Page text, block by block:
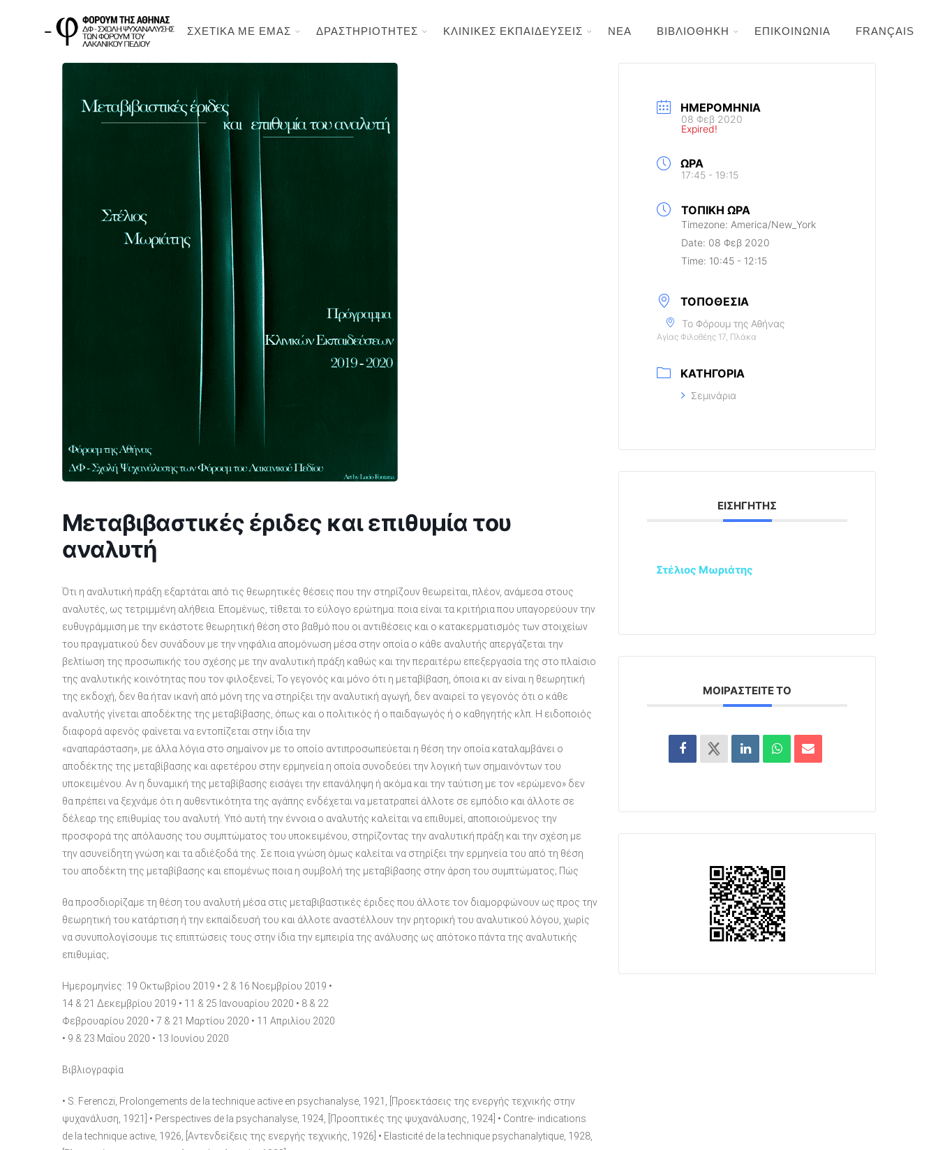
ΣΧΕΤΙΚΑ ΜΕ ΕΜΑΣ ΔΡΑΣΤΗΡΙΟΤΗΤΕΣ ΚΛΙΝΙΚΕΣ ΕΚΠΑΙΔΕΥΣΕΙΣ ΝΕΑ ΒΙΒΛΙΟΘΗΚΗ ΕΠΙΚΟΙΝΩΝΙΑ FRANÇAIS
Μεταβιβαστικές έριδες και επιθυμία του
αναλυτή
Ότι η αναλυτική πράξη εξαρτάται από τις θεωρητικές θέσεις που την στηρίζουν θεωρείται, πλέον, ανάμεσα στους
αναλυτές, ως τετριμμένη αλήθεια. Επομένως, τίθεται το εύλογο ερώτημα: ποια είναι τα κριτήρια που υπαγορεύουν την
ευθυγράμμιση με την εκάστοτε θεωρητική θέση στο βαθμό που οι αντιθέσεις και ο κατακερματισμός των στοιχείων
του πραγματικού δεν συνάδουν με την νηφάλια απομόνωση μέσα στην οποία ο κάθε αναλυτής απεργάζεται την
βελτίωση της προσωπικής του σχέσης με την αναλυτική πράξη καθώς και την περαιτέρω επεξεργασία της στο πλαίσιο
της αναλυτικής κοινότητας που τον φιλοξενεί; Το γεγονός και μόνο ότι η μεταβίβαση, όποια κι αν είναι η θεωρητική
της εκδοχή, δεν θα ήταν ικανή από μόνη της να στηρίξει την αναλυτική αγωγή, δεν αναιρεί το γεγονός ότι ο κάθε
αναλυτής γίνεται αποδέκτης της μεταβίβασης, όπως και ο πολιτικός ή ο παιδαγωγός ή ο καθηγητής κλπ. Η ειδοποιός
διαφορά αφενός φαίνεται να εντοπίζεται στην ίδια την
«αναπαράσταση», με άλλα λόγια στο σημαίνον με το οποίο αντιπροσωπεύεται η θέση την οποία καταλαμβάνει ο
αποδέκτης της μεταβίβασης και αφετέρου στην ερμηνεία η οποία συνοδεύει την λογική των σημαινόντων του
υποκειμένου. Αν η δυναμική της μεταβίβασης εισάγει την επανάληψη ή ακόμα και την ταύτιση με τον «ερώμενο» δεν
θα πρέπει να ξεχνάμε ότι η αυθεντικότητα της αγάπης ενδέχεται να μετατραπεί άλλοτε σε εμπόδιο και άλλοτε σε
δέλεαρ της επιθυμίας του αναλυτή. Υπό αυτή την έννοια ο αναλυτής καλείται να επιθυμεί, αποποιούμενος την
προσφορά της απόλαυσης του συμπτώματος του υποκειμένου, στηρίζοντας την αναλυτική πράξη και την σχέση με
την ασυνείδητη γνώση και τα αδιέξοδά της. Σε ποια γνώση όμως καλείται να στηρίξει την ερμηνεία του από τη θέση
του αποδέκτη της μεταβίβασης και επομένως ποια η συμβολή της μεταβίβασης στην άρση του συμπτώματος; Πώς
θα προσδιορίζαμε τη θέση του αναλυτή μέσα στις μεταβιβαστικές έριδες που άλλοτε τον διαμορφώνουν ως προς την
θεωρητική του κατάρτιση ή την εκπαίδευσή του και άλλοτε αναστέλλουν την ρητορική του αναλυτικού λόγου, χωρίς
να συνυπολογίσουμε τις επιπτώσεις τους στην ίδια την εμπειρία της ανάλυσης ως απότοκο πάντα της αναλυτικής
επιθυμίας;
Ημερομηνίες: 19 Οκτωβρίου 2019 • 2 & 16 Νοεμβρίου 2019 •
14 & 21 Δεκεμβρίου 2019 • 11 & 25 Ιανουαρίου 2020 • 8 & 22
Φεβρουαρίου 2020 • 7 & 21 Μαρτίου 2020 • 11 Απριλίου 2020
• 9 & 23 Μαΐου 2020 • 13 Ιουνίου 2020
Βιβλιογραφία
• S. Ferenczi, Prolongements de la technique active en psychanalyse, 1921, [Προεκτάσεις της ενεργής τεχνικής στην
ψυχανάλυση, 1921] • Perspectives de la psychanalyse, 1924, [Προοπτικές της ψυχανάλυσης, 1924] • Contre- indications
de la technique active, 1926, [Αντενδείξεις της ενεργής τεχνικής, 1926] • Elasticité de la technique psychanalytique, 1928,
ΗΜΕΡΟΜΗΝΊΑ
08 Φεβ 2020
Expired!
ΏΡΑ
17:45 - 19:15
ΤΟΠΙΚΉ ΏΡΑ
Timezone: America/New_York
Date: 08 Φεβ 2020
Time: 10:45 - 12:15
ΤΟΠΟΘΕΣΊΑ
Το Φόρουμ της Αθήνας
Αγίας Φιλοθέης 17, Πλάκα
ΚΑΤΗΓΟΡΊΑ
Σεμινάρια
ΕΙΣΗΓΗΤΉΣ
Στέλιος Μωριάτης
ΜΟΙΡΑΣΤΕΊΤΕ ΤΟ